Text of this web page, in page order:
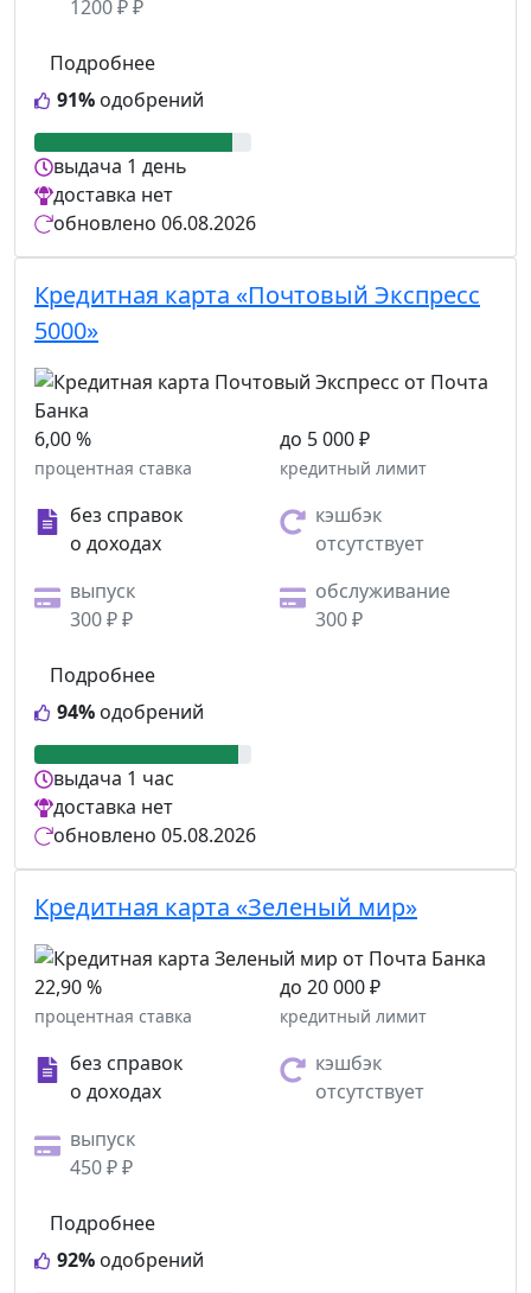
1200 ₽ ₽
91% одобрений
Подробнее
выдача 1 день
доставка нет
обновлено 06.08.2026
Кредитная карта «Почтовый Экспресс
5000»
6,00 %
процентная ставка
до 5 000 ₽
кредитный лимит
без справок
о доходах
кэшбэк
отсутствует
выпуск
300 ₽ ₽
обслуживание
300 ₽
94% одобрений
Подробнее
выдача 1 час
доставка нет
обновлено 05.08.2026
Кредитная карта «Зеленый мир»
22,90 %
процентная ставка
до 20 000 ₽
кредитный лимит
без справок
о доходах
кэшбэк
отсутствует
выпуск
450 ₽ ₽
92% одобрений
Подробнее